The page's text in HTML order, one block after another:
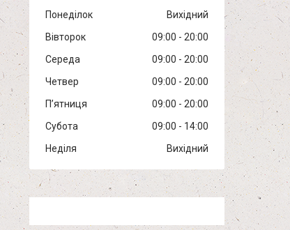
Понеділок
Вихідний
Вівторок
09:00
20:00
Середа
09:00
20:00
Четвер
09:00
20:00
Пʼятниця
09:00
20:00
Субота
09:00
14:00
Неділя
Вихідний